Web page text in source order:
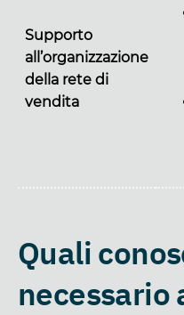
Supporto
all’organizzazione
della rete di
vendita
Quali
necessario